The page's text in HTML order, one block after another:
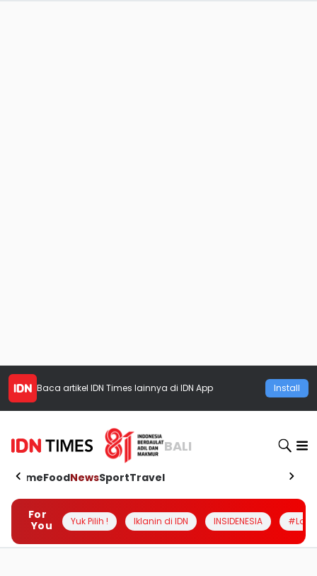
Baca artikel IDN Times lainnya di IDN App Install
BALI
HomeFoodNewsSportTravel
For
You
Yuk Pilih ! Iklanin di IDN INSIDENESIA